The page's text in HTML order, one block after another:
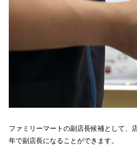
ファミリーマートの副店長候補として、
年で副店長になることができます。